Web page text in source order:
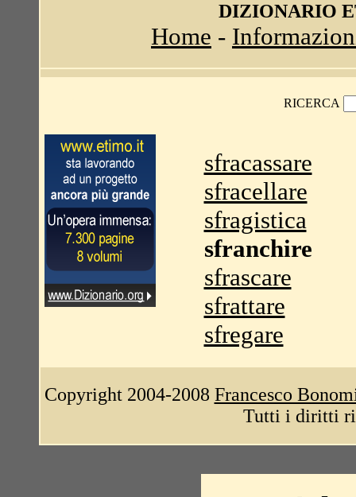
DIZIONARIO
Home -
RICERCA
sfracassare
sfracellare
sfragistica
sfranchire
sfrascare
sfrattare
sfregare
Copyright 2004-2008 Francesco
Tutti i diritti